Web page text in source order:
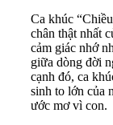
Ca khúc
chân thật nhất
cảm giác nhớ
giữa dòng đời
cạnh đó, ca
sinh to lớn của
ước mơ vì con.